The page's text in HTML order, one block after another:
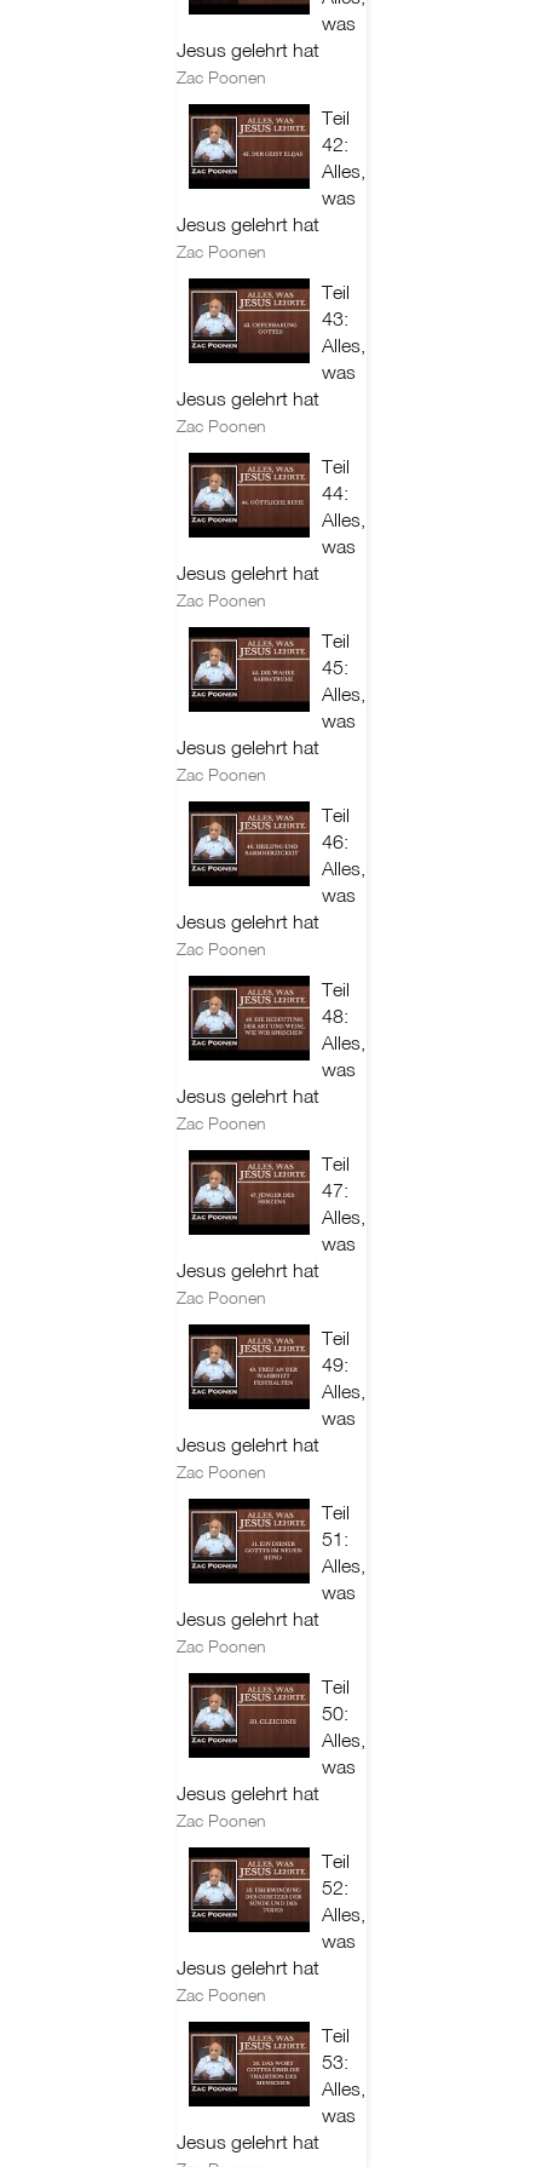
was
Jesus gelehrt hat
Zac Poonen
Teil
42:
Alles,
was
Jesus gelehrt hat
Zac Poonen
Teil
43:
Alles,
was
Jesus gelehrt hat
Zac Poonen
Teil
44:
Alles,
was
Jesus gelehrt hat
Zac Poonen
Teil
45:
Alles,
was
Jesus gelehrt hat
Zac Poonen
Teil
46:
Alles,
was
Jesus gelehrt hat
Zac Poonen
Teil
48:
Alles,
was
Jesus gelehrt hat
Zac Poonen
Teil
47:
Alles,
was
Jesus gelehrt hat
Zac Poonen
Teil
49:
Alles,
was
Jesus gelehrt hat
Zac Poonen
Teil
51:
Alles,
was
Jesus gelehrt hat
Zac Poonen
Teil
50:
Alles,
was
Jesus gelehrt hat
Zac Poonen
Teil
52:
Alles,
was
Jesus gelehrt hat
Zac Poonen
Teil
53:
Alles,
was
Jesus gelehrt hat